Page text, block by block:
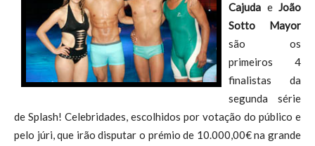
Cajuda eJoão
Sotto Mayor
são os
primeiros 4
finalistas da
segunda série
de Splash! Celebridades, escolhidos por votação do público e
pelo júri, que irão disputar o prémio de 10.000,00€ na grande